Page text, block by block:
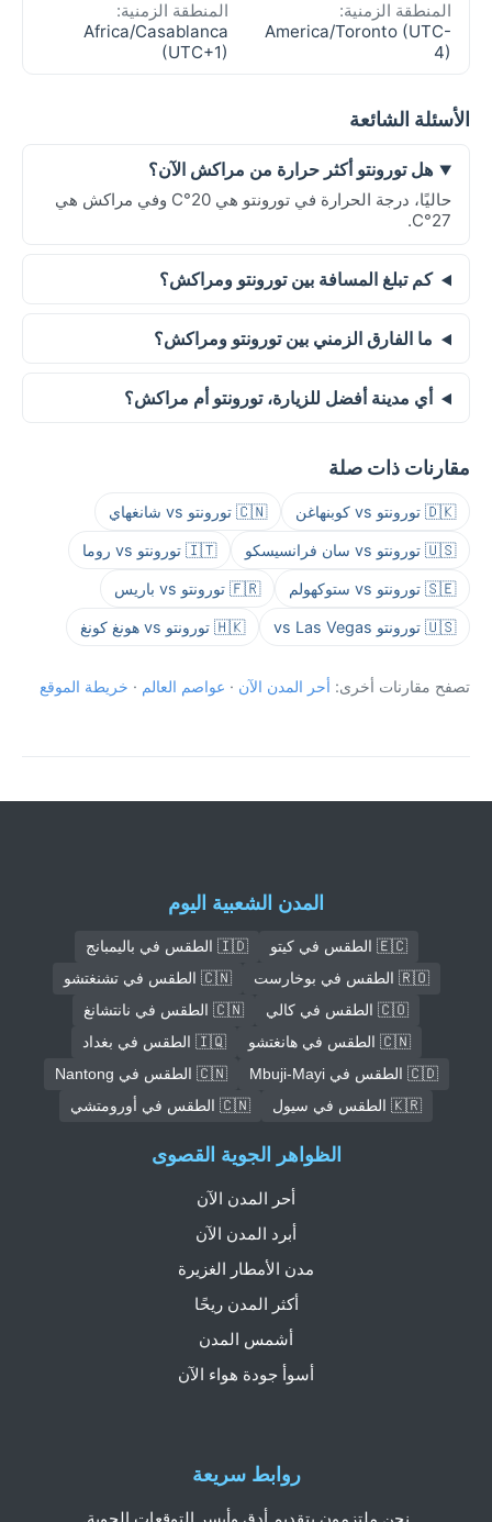
المنطقة الزمنية:
America/Toronto (UTC-
4)
المنطقة الزمنية:
Africa/Casablanca
(UTC+1)
الأسئلة الشائعة
هل تورونتو أكثر حرارة من مراكش الآن؟
حاليًا، درجة الحرارة في تورونتو هي 20°C وفي مراكش هي
27°C.
كم تبلغ المسافة بين تورونتو ومراكش؟
ما الفارق الزمني بين تورونتو ومراكش؟
أي مدينة أفضل للزيارة، تورونتو أم مراكش؟
مقارنات ذات صلة
🇩🇰 تورونتو vs كوبنهاغن 🇨🇳 تورونتو vs شانغهاي
🇺🇸 تورونتو vs سان فرانسيسكو 🇮🇹 تورونتو vs روما
🇸🇪 تورونتو vs ستوكهولم 🇫🇷 تورونتو vs باريس
🇺🇸 تورونتو vs Las Vegas 🇭🇰 تورونتو vs هونغ كونغ
تصفح مقارنات أخرى: أحر المدن الآن · عواصم العالم · خريطة الموقع
المدن الشعبية اليوم
🇪🇨 الطقس في كيتو
🇮🇩 الطقس في باليمبانج
🇷🇴 الطقس في بوخارست
🇨🇳 الطقس في تشنغتشو
🇨🇴 الطقس في كالي
🇨🇳 الطقس في نانتشانغ
🇨🇳 الطقس في هانغتشو
🇮🇶 الطقس في بغداد
🇨🇩 الطقس في Mbuji-Mayi
🇨🇳 الطقس في Nantong
🇰🇷 الطقس في سيول
🇨🇳 الطقس في أورومتشي
روابط سريعة
نحن ملتزمون بتقديم أدق وأيسر التوقعات الجوية.
الظواهر الجوية القصوى
أحر المدن الآن
أبرد المدن الآن
مدن الأمطار الغزيرة
أكثر المدن ريحًا
أشمس المدن
أسوأ جودة هواء الآن